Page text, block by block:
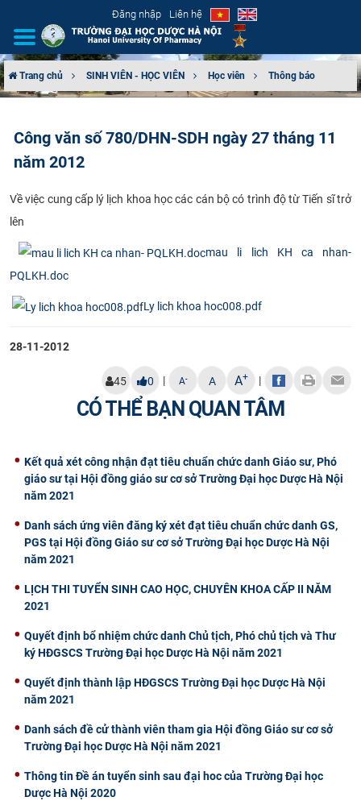
Đăng nhập Liên hệ
CƠ CẤU TỔ CHỨC
ĐÀO TẠO
ĐẢM BẢO CHẤT LƯỢNG
KHOA HỌC CÔNG NGHỆ
HTQT
CỰU NGƯỜI HỌC
Trang chủ SINH VIÊN - HỌC VIÊN Học viên Thông báo
Công văn số 780/DHN-SDH ngày 27 tháng 11
năm 2012
​Về việc cung cấp lý lịch khoa học các cán bộ có trình độ từ Tiến sĩ trở
lên
mau li lich KH ca nhan-
PQLKH.doc
Ly lich khoa hoc008.pdf
28-11-2012
45 0 | A- A A+ |
CÓ THỂ BẠN QUAN TÂM
Kết quả xét công nhận đạt tiêu chuẩn chức danh Giáo sư, Phó
giáo sư tại Hội đồng giáo sư cơ sở Trường Đại học Dược Hà Nội
năm 2021
Danh sách ứng viên đăng ký xét đạt tiêu chuẩn chức danh GS,
PGS tại Hội đồng Giáo sư cơ sở Trường Đại học Dược Hà Nội
năm 2021
​LỊCH THI TUYỂN SINH CAO HỌC, CHUYÊN KHOA CẤP II NĂM
2021
Quyết định bổ nhiệm chức danh Chủ tịch, Phó chủ tịch và Thư
ký HĐGSCS Trường Đại học Dược Hà Nội năm 2021
Quyết định thành lập HĐGSCS Trường Đại học Dược Hà Nội
năm 2021
Danh sách đề cử thành viên tham gia Hội đồng Giáo sư cơ sở
Trường Đại học Dược Hà Nội năm 2021
Thông tin Đề án tuyển sinh sau đại hoc của Trường Đại học
Dược Hà Nội 2020